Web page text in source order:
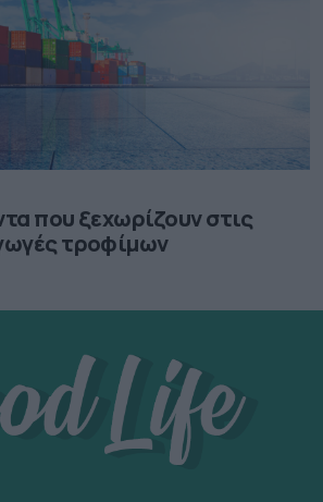
που ξεχωρίζουν στις
τροφίμων